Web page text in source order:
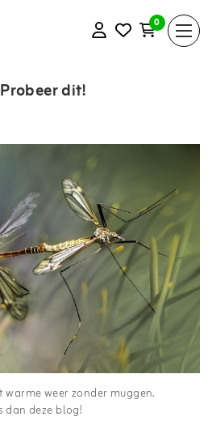
0
dit!
warme weer zonder muggen.
dan deze blog!